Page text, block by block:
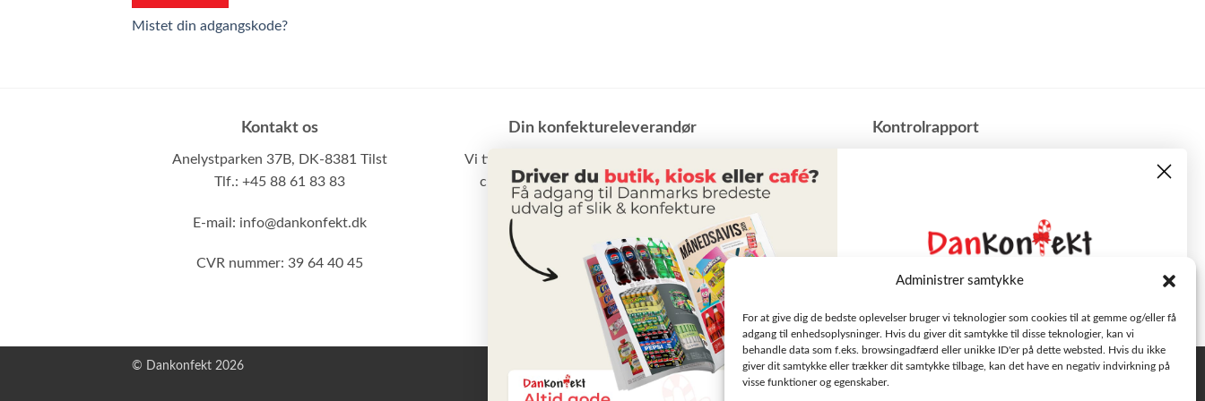
Administrer samtykke
For at give dig de bedste oplevelser bruger vi teknologier som cookies til at gemme og/eller få
adgang til enhedsoplysninger. Hvis du giver dit samtykke til disse teknologier, kan vi
behandle data som f.eks. browsingadfærd eller unikke ID'er på dette websted. Hvis du ikke
giver dit samtykke eller trækker dit samtykke tilbage, kan det have en negativ indvirkning på
visse funktioner og egenskaber.
Mistet din adgangskode?
Kontakt os
Anelystparken 37B, DK-8381 Tilst
Tlf.: +45 88 61 83 83
E-mail: info@dankonfekt.dk
CVR nummer: 39 64 40 45
Din konfektureleverandør
Vi tilbyder et stort udvalg af slik, chokolade,
chips samt vand m.m. til små som store
virksomheder
​Kontrolrapport
Privatlivspolitik
© Dankonfekt 2026
Læs tilbudsavisen
Se aktuelle tilbud